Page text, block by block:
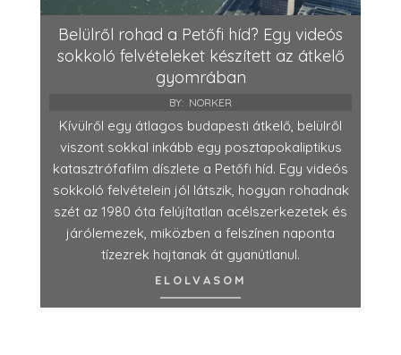
Belülről rohad a Petőfi híd? Egy videós
sokkoló felvételeket készített az átkelő
gyomrában
BY: NORKER
Kívülről egy átlagos budapesti átkelő, belülről
viszont sokkal inkább egy posztapokaliptikus
katasztrófafilm díszlete a Petőfi híd. Egy videós
sokkoló felvételein jól látszik, hogyan rohadnak
szét az 1980 óta felújítatlan acélszerkezetek és
járólemezek, miközben a felszínen naponta
tízezrek hajtanak át gyanútlanul.
ELOLVASOM